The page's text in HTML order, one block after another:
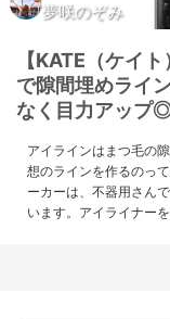
夢咲のぞみ
【KATE（ケイ
で隙間埋めライ
なく目力アップ
アイラインはまつ毛の
想のラインを作るのっ
ーカーは、不器用さん
います。アイライナー